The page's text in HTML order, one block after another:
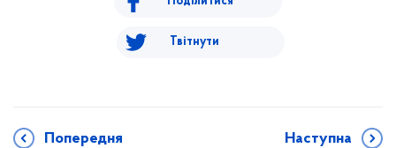
Твітнути
Попередня Наступна